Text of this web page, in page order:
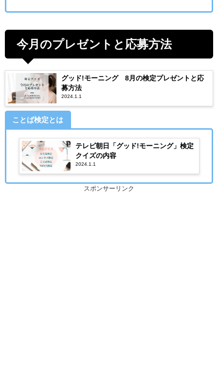
今月のプレゼントと応募方法
グッド!モーニング 8月の検定プレゼントと応
募方法
2024.1.1
ことば検定とは
テレビ朝日「グッド!モーニング」検定
クイズの内容
2024.1.1
スポンサーリンク